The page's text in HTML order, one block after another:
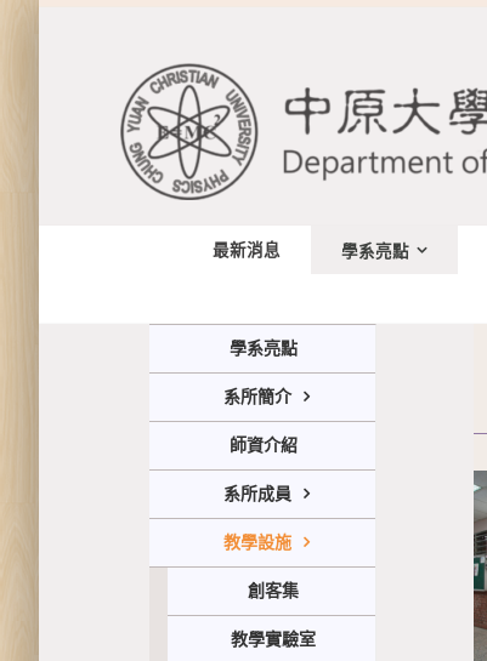
最新消息 學系亮點
學系亮點
系所簡介
師資介紹
系所成員
教學設施
創客集
教學實驗室